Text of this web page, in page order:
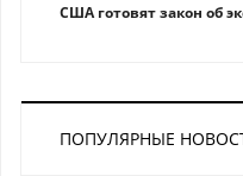
США готовят закон об
ПОПУЛЯРНЫЕ